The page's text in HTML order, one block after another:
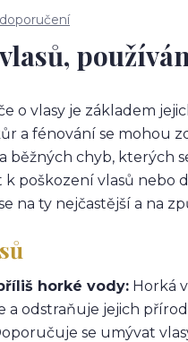
o vlasy je základem
a fénování se mohou
běžných chyb, kterých
k poškození vlasů nebo
na ty nejčastější a na
horké vody: Horká
a odstraňuje jejich
se umývat